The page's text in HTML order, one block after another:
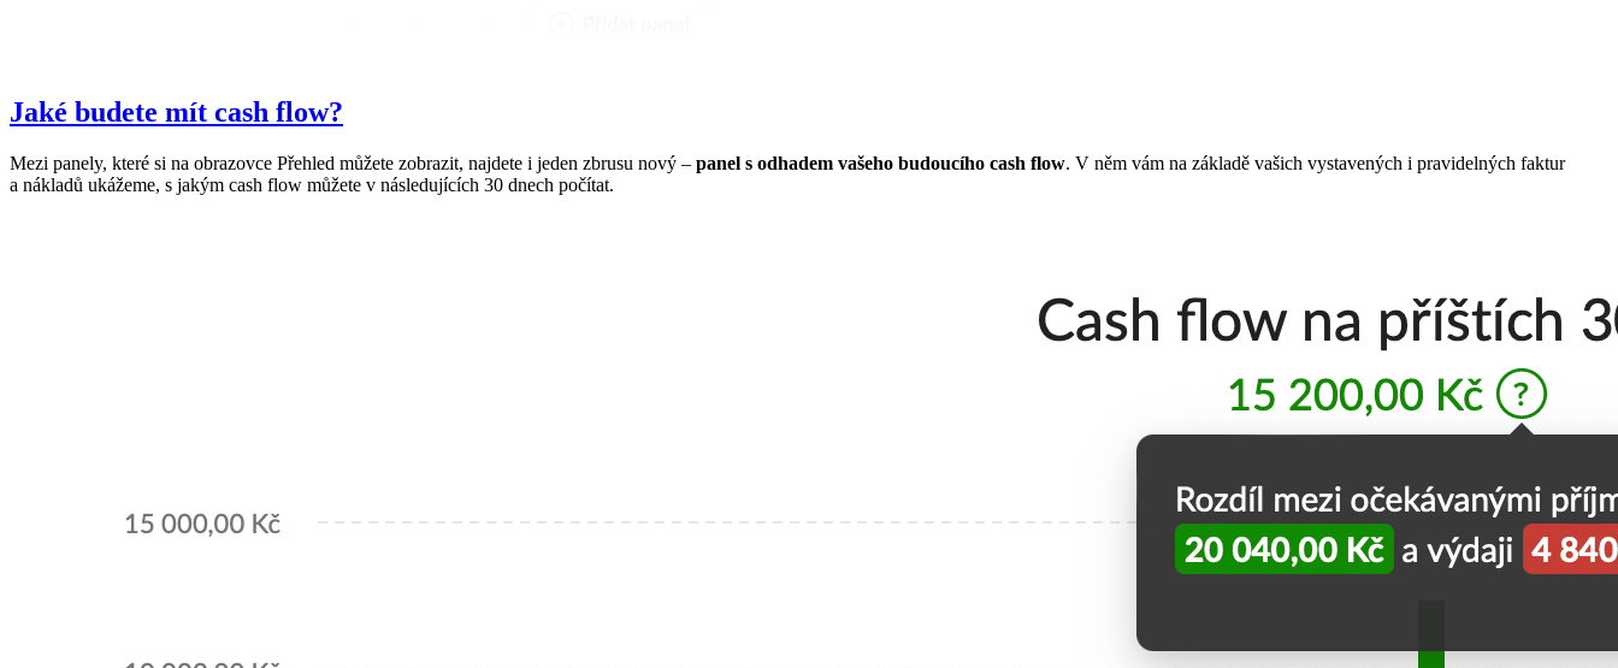
Jaké budete mít cash flow?
Mezi panely, které si na obrazovce Přehled můžete zobrazit, najdete i jeden zbrusu nový – panel s odhadem vašeho budoucího cash flow. V něm vám na základě vašich vystavených i pravidelných faktur
a nákladů ukážeme, s jakým cash flow můžete v následujících 30 dnech počítat.